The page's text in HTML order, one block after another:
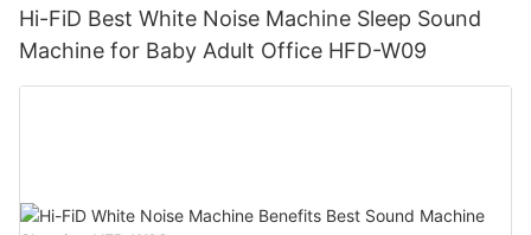
Hi-FiD Best White Noise Machine Sleep Sound
Machine for Baby Adult Office HFD-W09